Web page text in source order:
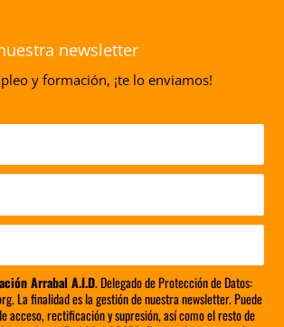
newsletter
y formación, ¡te lo enviamos!
Arrabal A.I.D. Delegado de Protección de Datos:
La finalidad es la gestión de nuestra newsletter. Puede
acceso, rectificación y supresión, así como el resto de